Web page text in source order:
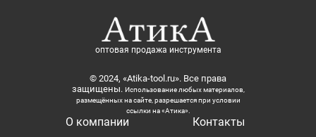
оптовая продажа инструмента
© 2024, «Atika-tool.ru». Все права
защищены. Использование любых материалов,
размещённых на сайте, разрешается при условии
ссылки на «Атика».
О компании Контакты